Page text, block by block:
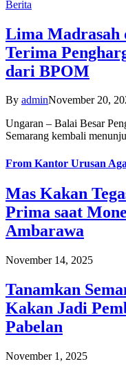
Berita
Lima Madrasah
Terima
dari BPOM
By adminNovember 20,
Ungaran – Balai Besar
Semarang kembali
From Kantor Urusan
Mas Kakan
Prima saat
Ambarawa
November 14, 2025
Tanamkan
Kakan Jadi
Pabelan
November 1, 2025